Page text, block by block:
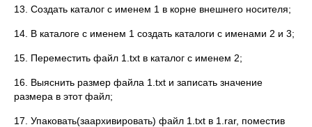
13. Создать каталог с именем 1 в корне внешнего носителя;
14. В каталоге с именем 1 создать каталоги с именами 2 и 3;
15. Переместить файл 1.txt в каталог с именем 2;
16. Выяснить размер файла 1.txt и записать значение
размера в этот файл;
17. Упаковать(заархивировать) файл 1.txt в 1.rar, поместив